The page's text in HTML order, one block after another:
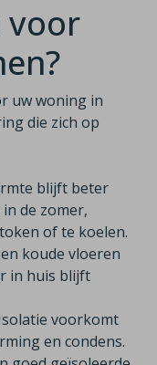
voor
uw woning in
die zich op
blijft beter
de zomer,
of te koelen.
koude vloeren
in huis blijft
voorkomt
en condens.